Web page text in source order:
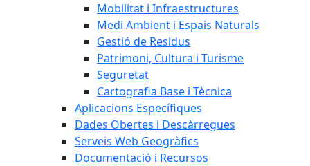
Mobilitat i Infraestructures
Medi Ambient i Espais Naturals
Gestió de Residus
Patrimoni, Cultura i Turisme
Seguretat
Cartografia Base i Tècnica
Aplicacions Específiques
Dades Obertes i Descàrregues
Serveis Web Geogràfics
Documentació i Recursos